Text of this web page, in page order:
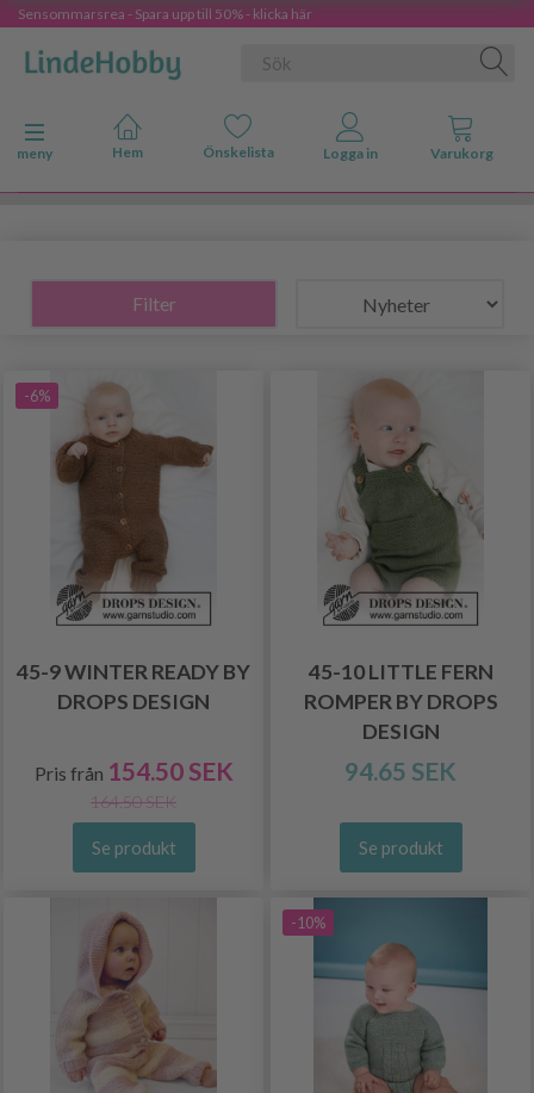
Sensommarsrea - Spara upp till 50% - klicka här
Ändra navigering
meny
Filter
-6%
45-9 WINTER READY BY
DROPS DESIGN
Pris från 154.50 SEK
164.50 SEK
Se produkt
45-10 LITTLE FERN
ROMPER BY DROPS
DESIGN
94.65 SEK
Se produkt
-10%